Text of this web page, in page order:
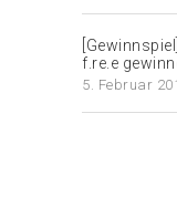
f.re.e
5. Februar